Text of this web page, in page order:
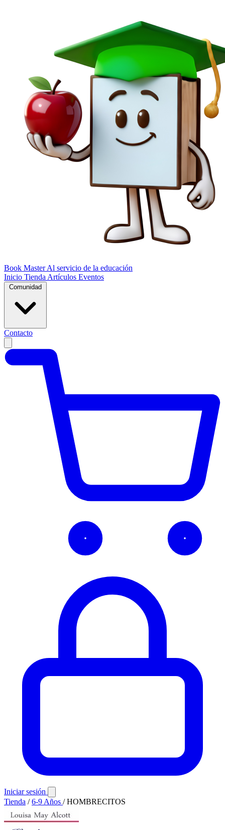
Book Master Al servicio de la educación
Inicio Tienda Artículos Eventos
Comunidad
Contacto
Iniciar sesión
Tienda / 6-9 Años / HOMBRECITOS